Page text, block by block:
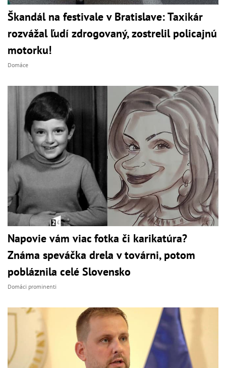
Škandál na festivale v Bratislave: Taxikár
rozvážal ľudí zdrogovaný, zostrelil policajnú
motorku!
Domáce
Napovie vám viac fotka či karikatúra?
Známa speváčka drela v továrni, potom
pobláznila celé Slovensko
Domáci prominenti